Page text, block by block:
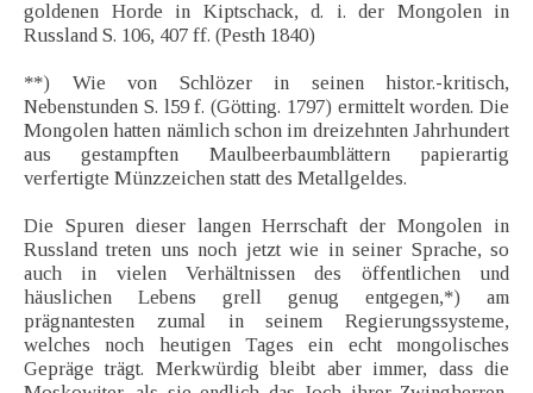
goldenen Horde in Kiptschack, d. i. der Mongolen in
Russland S. 106, 407 ff. (Pesth 1840)
**) Wie von Schlözer in seinen histor.-kritisch,
Nebenstunden S. l59 f. (Götting. 1797) ermittelt worden. Die
Mongolen hatten nämlich schon im dreizehnten Jahrhundert
aus gestampften Maulbeerbaumblättern papierartig
verfertigte Münzzeichen statt des Metallgeldes.
Die Spuren dieser langen Herrschaft der Mongolen in
Russland treten uns noch jetzt wie in seiner Sprache, so
auch in vielen Verhältnissen des öffentlichen und
häuslichen Lebens grell genug entgegen,*) am
prägnantesten zumal in seinem Regierungssysteme,
welches noch heutigen Tages ein echt mongolisches
Gepräge trägt. Merkwürdig bleibt aber immer, dass die